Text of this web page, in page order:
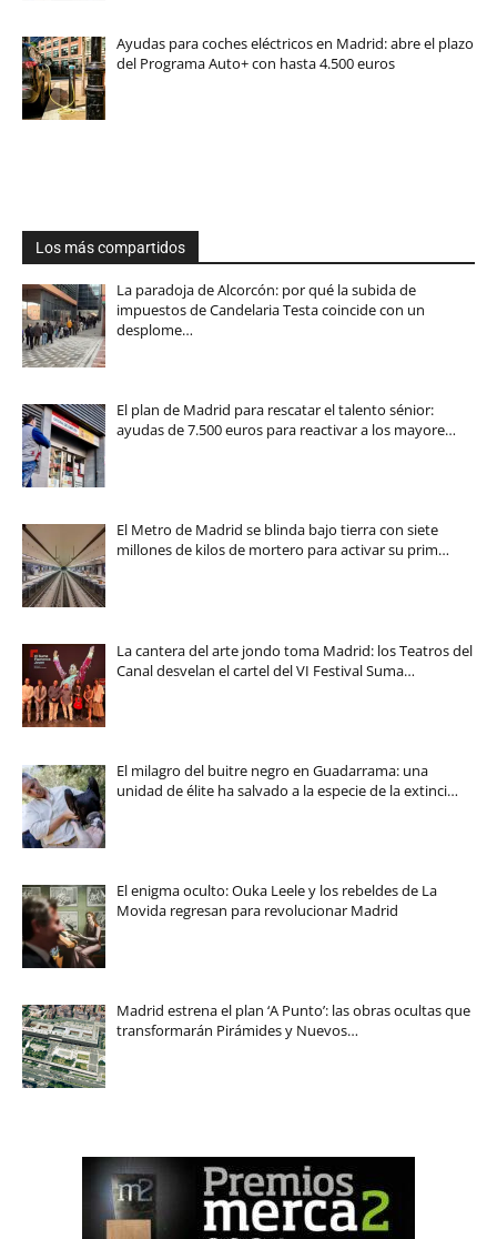
Ayudas para coches eléctricos en Madrid: abre el plazo
del Programa Auto+ con hasta 4.500 euros
Los más compartidos
La paradoja de Alcorcón: por qué la subida de
impuestos de Candelaria Testa coincide con un
desplome…
El plan de Madrid para rescatar el talento sénior:
ayudas de 7.500 euros para reactivar a los mayore…
El Metro de Madrid se blinda bajo tierra con siete
millones de kilos de mortero para activar su prim…
La cantera del arte jondo toma Madrid: los Teatros del
Canal desvelan el cartel del VI Festival Suma…
El milagro del buitre negro en Guadarrama: una
unidad de élite ha salvado a la especie de la extinci…
El enigma oculto: Ouka Leele y los rebeldes de La
Movida regresan para revolucionar Madrid
Madrid estrena el plan ‘A Punto’: las obras ocultas que
transformarán Pirámides y Nuevos…